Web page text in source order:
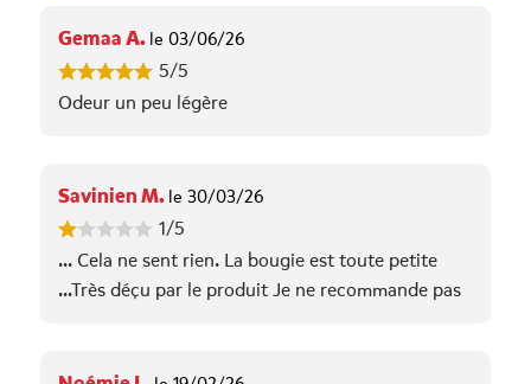
Gemaa A. le 03/06/26
5/5
Odeur un peu légère
Savinien M. le 30/03/26
1/5
... Cela ne sent rien. La bougie est toute petite
...Très déçu par le produit Je ne recommande pas